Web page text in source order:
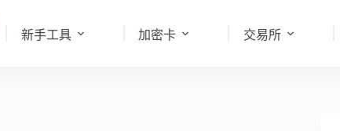
新手工具 加密卡 交易所